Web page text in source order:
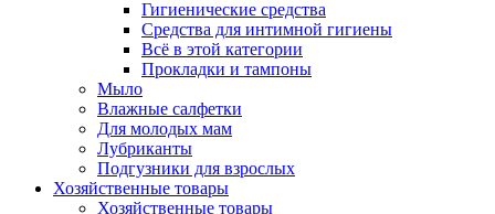
Гигиенические средства
Средства для интимной гигиены
Всё в этой категории
Прокладки и тампоны
Мыло
Влажные салфетки
Для молодых мам
Лубриканты
Подгузники для взрослых
Хозяйственные товары
Хозяйственные товары